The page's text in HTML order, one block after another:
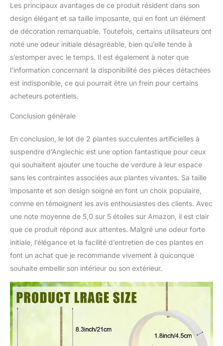
Les principaux avantages de ce produit résident dans son
design élégant et sa taille imposante, qui en font un élément
de décoration remarquable. Toutefois, certains utilisateurs ont
noté une odeur initiale désagréable, bien qu’elle tende à
s’estomper avec le temps. Il est également à noter que
l’information concernant la disponibilité des pièces détachées
est indisponible, ce qui pourrait être un frein pour certains
acheteurs potentiels.
Conclusion générale
En conclusion, le lot de 2 plantes succulentes artificielles à
suspendre d’Anglechic est une option fantastique pour ceux
qui souhaitent ajouter une touche de verdure à leur espace
sans les contraintes associées aux plantes vivantes. Sa taille
imposante et son design soigné en font un choix populaire,
comme en témoignent les avis enthousiastes des clients. Avec
une note moyenne de 5,0 sur 5 étoiles sur Amazon, il est clair
que ce produit répond aux attentes. Malgré une odeur forte
initiale, l’élégance et la facilité d’entretien de ces plantes en
font un achat que je recommande vivement à quiconque
souhaite embellir son intérieur ou son extérieur.